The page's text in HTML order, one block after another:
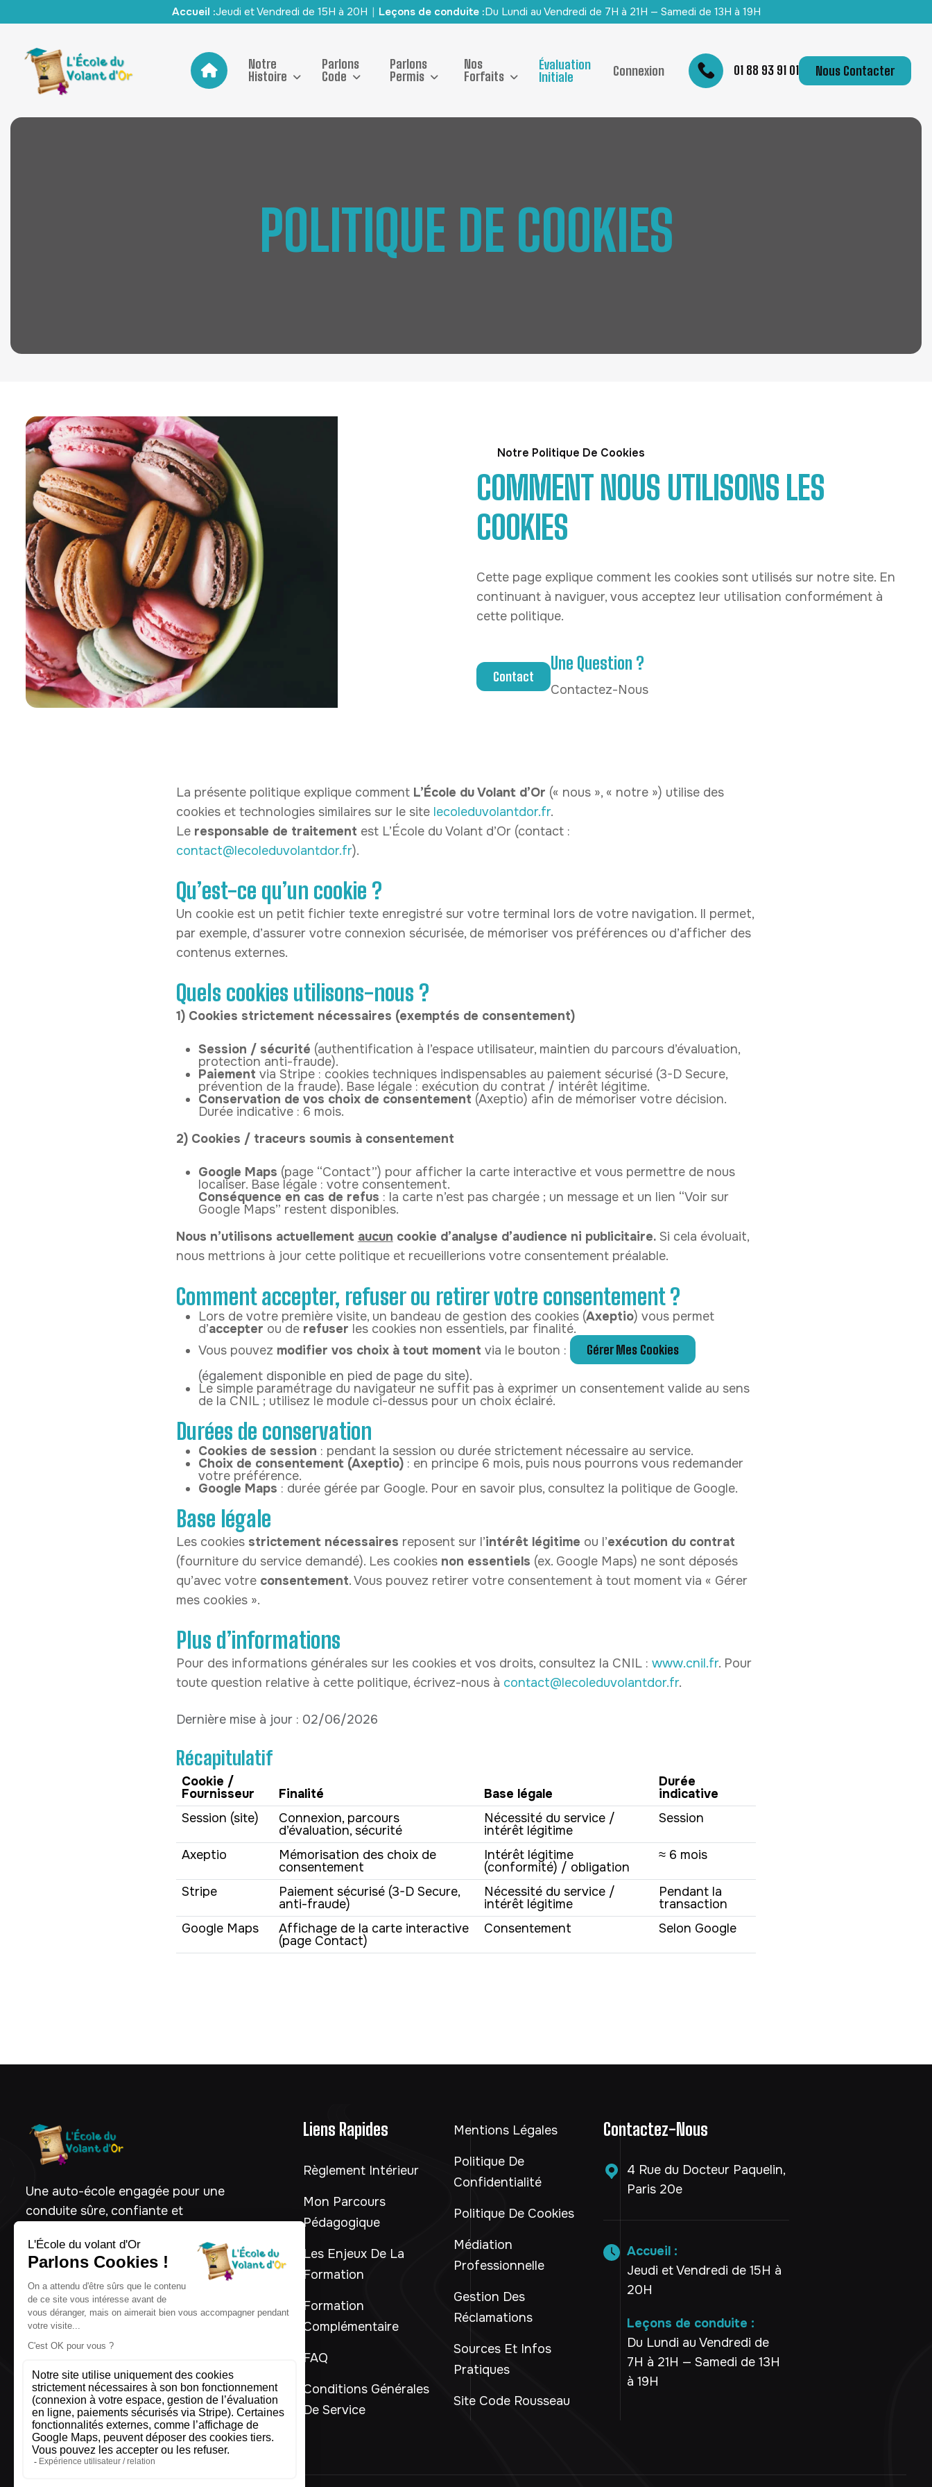
Accueil :Jeudi et Vendredi de 15H à 20H | Leçons de conduite :Du Lundi au Vendredi de 7H à 21H — Samedi de 13H à 19H
Notre
Histoire
Parlons
Code
Parlons
Permis
Nos
Forfaits
Évaluation
Initiale
Connexion 01 88 93 91 01 Nous Contacter
POLITIQUE DE COOKIES
Notre Politique De Cookies
COMMENT NOUS UTILISONS LES
COOKIES
Cette page explique comment les cookies sont utilisés sur notre site. En
continuant à naviguer, vous acceptez leur utilisation conformément à
cette politique.
Contact
Une Question ?
Contactez-Nous
La présente politique explique comment L’École du Volant d’Or (« nous », « notre ») utilise des
cookies et technologies similaires sur le site lecoleduvolantdor.fr.
Le responsable de traitement est L’École du Volant d’Or (contact :
contact@lecoleduvolantdor.fr).
Qu’est-ce qu’un cookie ?
Un cookie est un petit fichier texte enregistré sur votre terminal lors de votre navigation. Il permet,
par exemple, d’assurer votre connexion sécurisée, de mémoriser vos préférences ou d’afficher des
contenus externes.
Quels cookies utilisons-nous ?
1) Cookies strictement nécessaires (exemptés de consentement)
Session / sécurité (authentification à l’espace utilisateur, maintien du parcours d’évaluation,
protection anti-fraude).
Paiement via Stripe : cookies techniques indispensables au paiement sécurisé (3-D Secure,
prévention de la fraude). Base légale : exécution du contrat / intérêt légitime.
Conservation de vos choix de consentement (Axeptio) afin de mémoriser votre décision.
Durée indicative : 6 mois.
2) Cookies / traceurs soumis à consentement
Google Maps (page “Contact”) pour afficher la carte interactive et vous permettre de nous
localiser. Base légale : votre consentement.
Conséquence en cas de refus : la carte n’est pas chargée ; un message et un lien “Voir sur
Google Maps” restent disponibles.
Nous n’utilisons actuellement aucun cookie d’analyse d’audience ni publicitaire.Si cela évoluait,
nous mettrions à jour cette politique et recueillerions votre consentement préalable.
Comment accepter, refuser ou retirer votre consentement ?
Lors de votre première visite, un bandeau de gestion des cookies (Axeptio) vous permet
d’accepter ou de refuser les cookies non essentiels, par finalité.
Vous pouvez modifier vos choix à tout moment via le bouton :
Gérer Mes Cookies
(également disponible en pied de page du site).
Le simple paramétrage du navigateur ne suffit pas à exprimer un consentement valide au sens
de la CNIL ; utilisez le module ci-dessus pour un choix éclairé.
Durées de conservation
Cookies de session : pendant la session ou durée strictement nécessaire au service.
Choix de consentement (Axeptio): en principe 6 mois, puis nous pourrons vous redemander
votre préférence.
Google Maps : durée gérée par Google. Pour en savoir plus, consultez la politique de Google.
Base légale
Les cookies strictement nécessaires reposent sur l’intérêt légitime ou l’exécution du contrat
(fourniture du service demandé). Les cookies non essentiels (ex. Google Maps) ne sont déposés
qu’avec votre consentement. Vous pouvez retirer votre consentement à tout moment via « Gérer
mes cookies ».
Plus d’informations
Pour des informations générales sur les cookies et vos droits, consultez la CNIL : www.cnil.fr. Pour
toute question relative à cette politique, écrivez-nous à contact@lecoleduvolantdor.fr.
Dernière mise à jour : 02/06/2026
Récapitulatif
Cookie /
Fournisseur
Finalité Base légale
Durée
indicative
Session (site)
Connexion, parcours
d’évaluation, sécurité
Nécessité du service /
intérêt légitime
Session
Axeptio
Mémorisation des choix de
consentement
Intérêt légitime
(conformité) / obligation
≈ 6 mois
Stripe
Paiement sécurisé (3-D Secure,
anti-fraude)
Nécessité du service /
intérêt légitime
Pendant la
transaction
Google Maps
Affichage de la carte interactive
(page Contact)
Consentement Selon Google
Une auto-école engagée pour une
conduite sûre, confiante et
contact@lecoleduvolantdor.fr
Liens Rapides
Règlement Intérieur
Mon Parcours
Pédagogique
Les Enjeux De La
Formation
Formation
Complémentaire
FAQ
Conditions Générales
De Service
Mentions Légales
Politique De
Confidentialité
Politique De Cookies
Médiation
Professionnelle
Gestion Des
Réclamations
Sources Et Infos
Pratiques
Site Code Rousseau
Contactez-Nous
4 Rue du Docteur Paquelin,
Paris 20e
Accueil :
Jeudi et Vendredi de 15H à
20H
Leçons de conduite :
Du Lundi au Vendredi de
7H à 21H — Samedi de 13H
à 19H